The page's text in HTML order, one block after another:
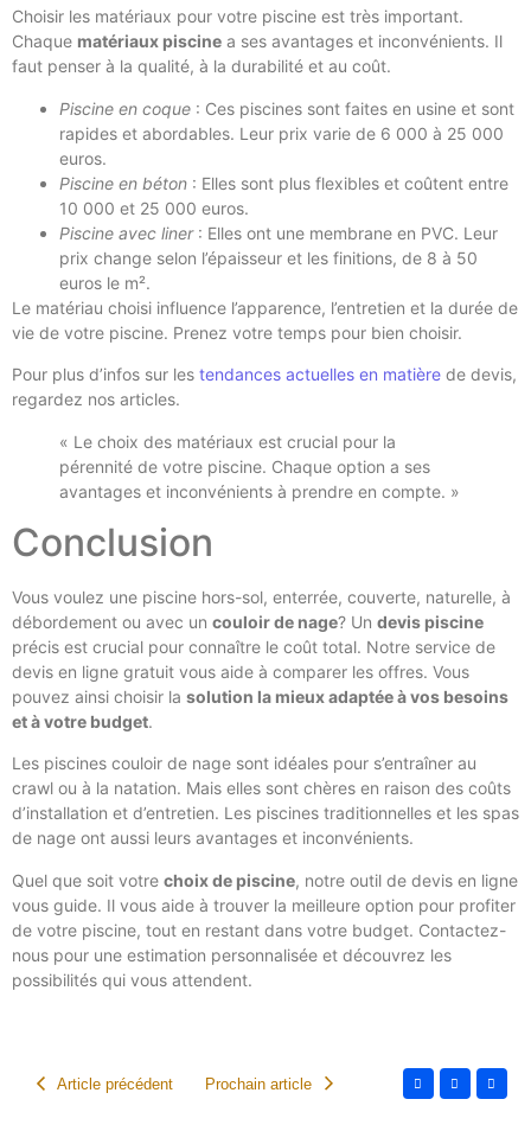
Choisir les matériaux pour votre piscine est très important.
Chaque matériaux piscine a ses avantages et inconvénients. Il
faut penser à la qualité, à la durabilité et au coût.
Piscine en coque : Ces piscines sont faites en usine et sont
rapides et abordables. Leur prix varie de 6 000 à 25 000
euros.
Piscine en béton : Elles sont plus flexibles et coûtent entre
10 000 et 25 000 euros.
Piscine avec liner: Elles ont une membrane en PVC. Leur
prix change selon l’épaisseur et les finitions, de 8 à 50
euros le m².
Le matériau choisi influence l’apparence, l’entretien et la durée de
vie de votre piscine. Prenez votre temps pour bien choisir.
Pour plus d’infos sur les tendances actuelles en matière de devis,
regardez nos articles.
« Le choix des matériaux est crucial pour la
pérennité de votre piscine. Chaque option a ses
avantages et inconvénients à prendre en compte. »
Conclusion
Vous voulez une piscine hors-sol, enterrée, couverte, naturelle, à
débordement ou avec un couloir de nage? Un devis piscine
précis est crucial pour connaître le coût total. Notre service de
devis en ligne gratuit vous aide à comparer les offres. Vous
pouvez ainsi choisir la solution la mieux adaptée à vos besoins
et à votre budget.
Les piscines couloir de nage sont idéales pour s’entraîner au
crawl ou à la natation. Mais elles sont chères en raison des coûts
d’installation et d’entretien. Les piscines traditionnelles et les spas
de nage ont aussi leurs avantages et inconvénients.
Quel que soit votre choix de piscine, notre outil de devis en ligne
vous guide. Il vous aide à trouver la meilleure option pour profiter
de votre piscine, tout en restant dans votre budget. Contactez-
nous pour une estimation personnalisée et découvrez les
possibilités qui vous attendent.
Article précédent Prochain article